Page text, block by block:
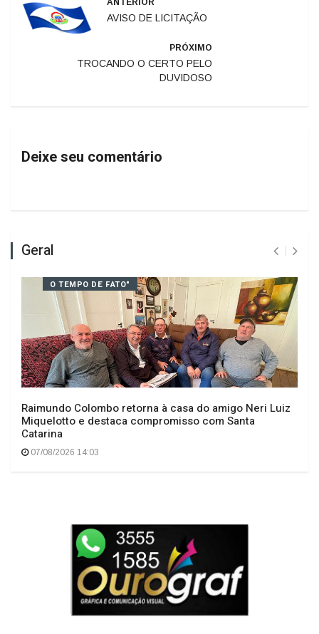
AVISO DE LICITAÇÃO
PRÓXIMO
TROCANDO O CERTO PELO
DUVIDOSO
Deixe seu comentário
Geral
O TEMPO DE FATO"
Raimundo Colombo retorna à casa do amigo Neri Luiz
Miquelotto e destaca compromisso com Santa
Catarina
07/08/2026 14:03